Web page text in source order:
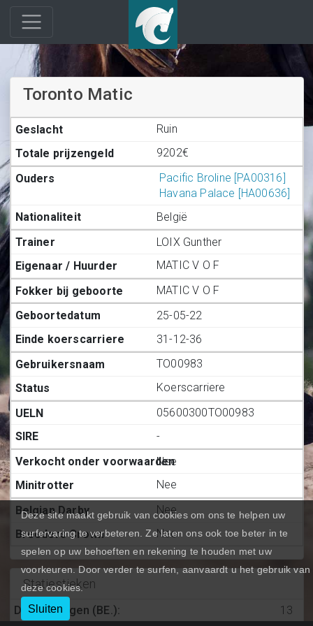
Toronto Matic
Ruin
9202€
Pacific Broline [PA00316]
Havana Palace [HA00636]
België
LOIX Gunther
MATIC V O F
MATIC V O F
25-05-22
31-12-36
TO00983
Koerscarriere
05600300TO00983
-
Nee
Nee
Nee
Nee
Statiestieken
Deelnemingen (BE.): 13
Deze site maakt gebruik van cookies om ons te helpen uw
surfervaring te verbeteren. Ze laten ons ook toe beter in te
spelen op uw behoeften en rekening te houden met uw
voorkeuren. Door verder te surfen, aanvaardt u het gebruik van
deze cookies.
Sluiten